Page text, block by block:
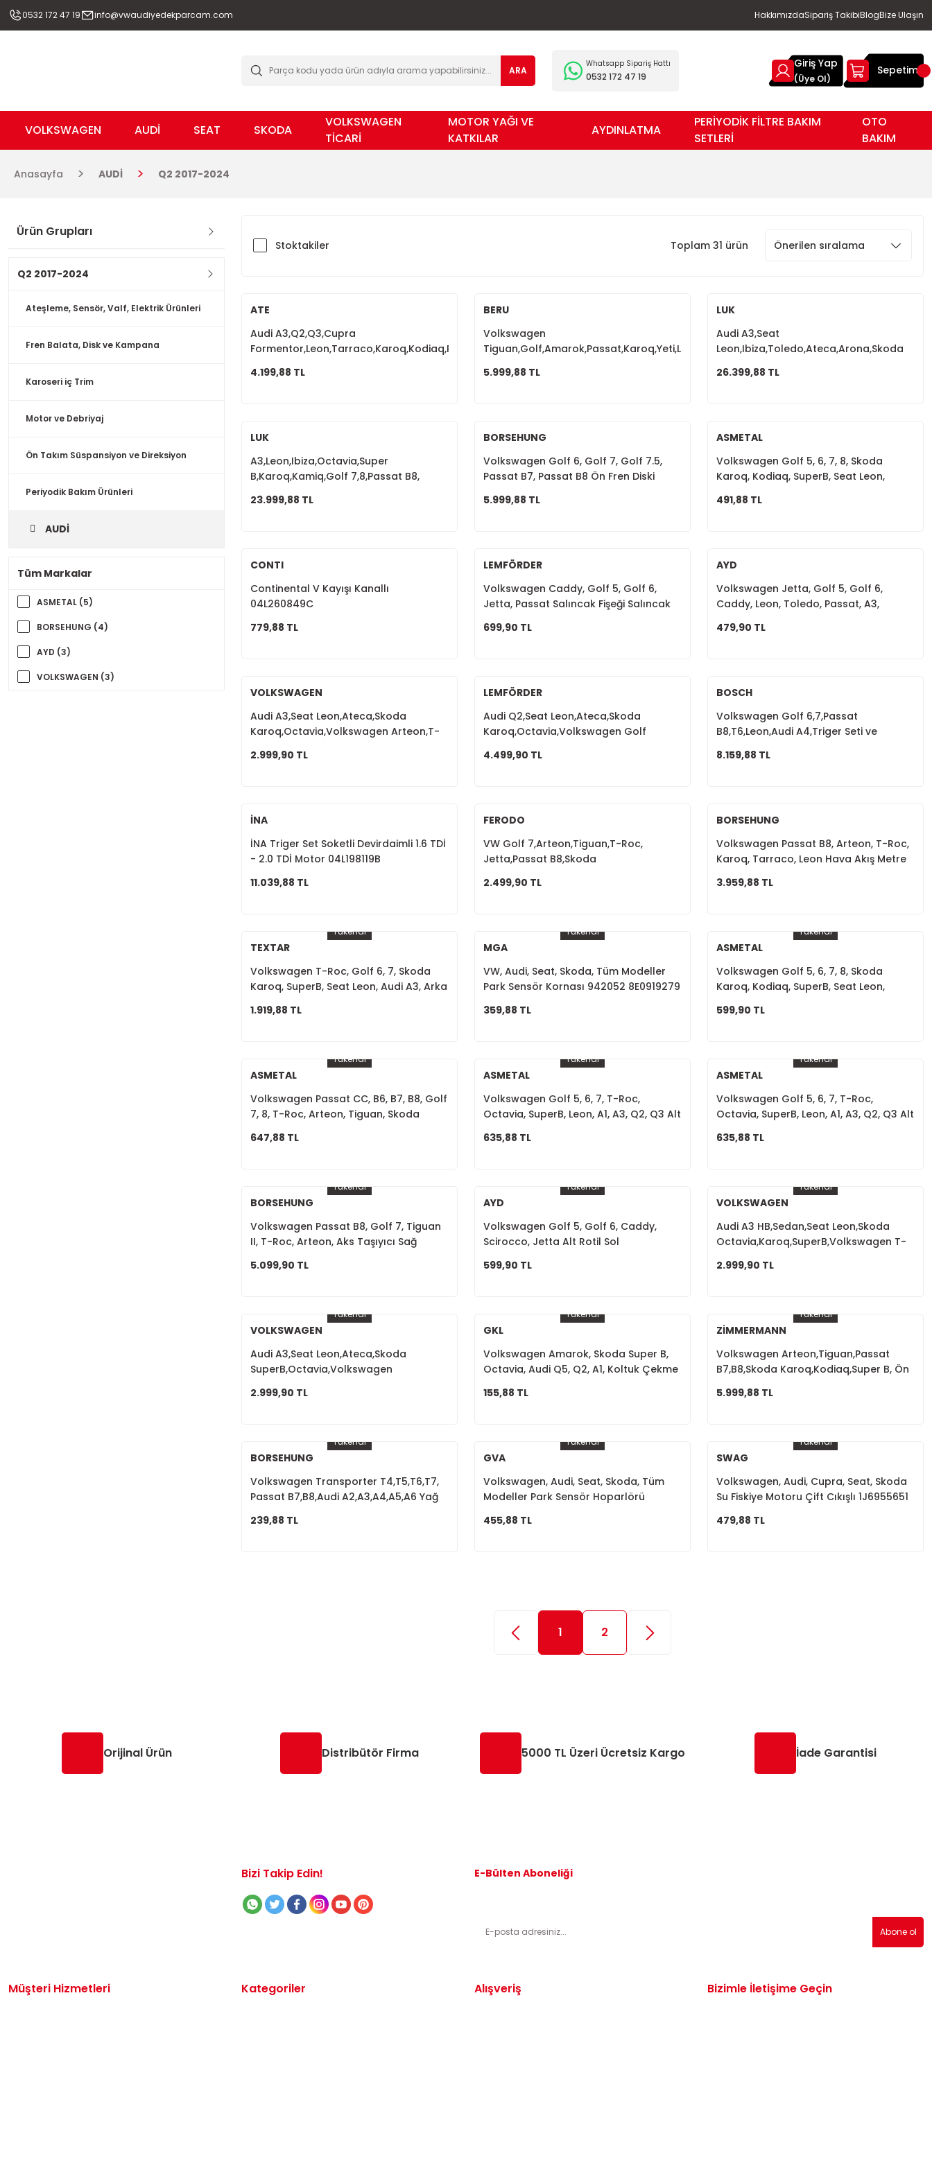
0532 172 47 19 info@vwaudiyedekparcam.com HakkımızdaSipariş TakibiBlogBize Ulaşın
ARA
Whatsapp Sipariş Hattı
0532 172 47 19
Giriş Yap
(Üye Ol)
Sepetim
VOLKSWAGEN AUDİ SEAT SKODA
VOLKSWAGEN
TİCARİ
MOTOR YAĞI VE
KATKILAR
AYDINLATMA
PERİYODİK FİLTRE BAKIM
SETLERİ
OTO
BAKIM
Anasayfa AUDİ Q2 2017-2024
Ürün Grupları
Q2 2017-2024
Ateşleme, Sensör, Valf, Elektrik Ürünleri
Fren Balata, Disk ve Kampana
Karoseri iç Trim
Motor ve Debriyaj
Ön Takım Süspansiyon ve Direksiyon
Periyodik Bakım Ürünleri
AUDİ
Tüm Markalar
ASMETAL (5)
BORSEHUNG (4)
AYD (3)
VOLKSWAGEN (3)
Stoktakiler Toplam 31 ürün
ATE
Audi A3,Q2,Q3,Cupra
Formentor,Leon,Tarraco,Karoq,Kodiaq,Passat
4.199,88 TL
BERU
Volkswagen
Tiguan,Golf,Amarok,Passat,Karoq,Yeti,Leon,A3,A4,A5,A6
5.999,88 TL
LUK
Audi A3,Seat
Leon,Ibiza,Toledo,Ateca,Arona,Skoda
DSG 03L105266DP
26.399,88 TL
LUK
A3,Leon,Ibiza,Octavia,Super
B,Karoq,Kamiq,Golf 7,8,Passat B8,
23.999,88 TL
BORSEHUNG
Volkswagen Golf 6, Golf 7, Golf 7.5,
Passat B7, Passat B8 Ön Fren Diski
5.999,88 TL
ASMETAL
Volkswagen Golf 5, 6, 7, 8, Skoda
Karoq, Kodiaq, SuperB, Seat Leon,
491,88 TL
CONTI
Continental V Kayışı Kanallı
04L260849C
779,88 TL
LEMFÖRDER
Volkswagen Caddy, Golf 5, Golf 6,
Jetta, Passat Salıncak Fişeği Salıncak
699,90 TL
AYD
Volkswagen Jetta, Golf 5, Golf 6,
Caddy, Leon, Toledo, Passat, A3,
1K0423810A
479,90 TL
VOLKSWAGEN
Audi A3,Seat Leon,Ateca,Skoda
Karoq,Octavia,Volkswagen Arteon,T-
2.999,90 TL
LEMFÖRDER
Audi Q2,Seat Leon,Ateca,Skoda
Karoq,Octavia,Volkswagen Golf
5Q0199262BH
4.499,90 TL
BOSCH
Volkswagen Golf 6,7,Passat
B8,T6,Leon,Audi A4,Triger Seti ve
8.159,88 TL
İNA
İNA Triger Set Soketli Devirdaimli 1.6 TDİ
- 2.0 TDİ Motor 04L198119B
11.039,88 TL
FERODO
VW Golf 7,Arteon,Tiguan,T-Roc,
Jetta,Passat B8,Skoda
8V0698151A
2.499,90 TL
BORSEHUNG
Volkswagen Passat B8, Arteon, T-Roc,
Karoq, Tarraco, Leon Hava Akış Metre
3.959,88 TL
Tükendi
TEXTAR
Volkswagen T-Roc, Golf 6, 7, Skoda
Karoq, SuperB, Seat Leon, Audi A3, Arka
1.919,88 TL
Tükendi
MGA
VW, Audi, Seat, Skoda, Tüm Modeller
Park Sensör Kornası 942052 8E0919279
359,88 TL
Tükendi
ASMETAL
Volkswagen Golf 5, 6, 7, 8, Skoda
Karoq, Kodiaq, SuperB, Seat Leon,
599,90 TL
Tükendi
ASMETAL
Volkswagen Passat CC, B6, B7, B8, Golf
7, 8, T-Roc, Arteon, Tiguan, Skoda
Leon, Ateca, Tarraco, Audi A3, Q2, Q3
647,88 TL
Tükendi
ASMETAL
Volkswagen Golf 5, 6, 7, T-Roc,
Octavia, SuperB, Leon, A1, A3, Q2, Q3 Alt
635,88 TL
Tükendi
ASMETAL
Volkswagen Golf 5, 6, 7, T-Roc,
Octavia, SuperB, Leon, A1, A3, Q2, Q3 Alt
635,88 TL
Tükendi
BORSEHUNG
Volkswagen Passat B8, Golf 7, Tiguan
II, T-Roc, Arteon, Aks Taşıyıcı Sağ
5.099,90 TL
Tükendi
AYD
Volkswagen Golf 5, Golf 6, Caddy,
Scirocco, Jetta Alt Rotil Sol
599,90 TL
Tükendi
VOLKSWAGEN
Audi A3 HB,Sedan,Seat Leon,Skoda
Octavia,Karoq,SuperB,Volkswagen T-
2.999,90 TL
Tükendi
VOLKSWAGEN
Audi A3,Seat Leon,Ateca,Skoda
SuperB,Octavia,Volkswagen
5Q0199555S
2.999,90 TL
Tükendi
GKL
Volkswagen Amarok, Skoda Super B,
Octavia, Audi Q5, Q2, A1, Koltuk Çekme
155,88 TL
Tükendi
ZİMMERMANN
Volkswagen Arteon,Tiguan,Passat
B7,B8,Skoda Karoq,Kodiaq,Super B, Ön
5.999,88 TL
Tükendi
BORSEHUNG
Volkswagen Transporter T4,T5,T6,T7,
Passat B7,B8,Audi A2,A3,A4,A5,A6 Yağ
239,88 TL
Tükendi
GVA
Volkswagen, Audi, Seat, Skoda, Tüm
Modeller Park Sensör Hoparlörü
455,88 TL
Tükendi
SWAG
Volkswagen, Audi, Cupra, Seat, Skoda
Su Fiskiye Motoru Çift Cıkışlı 1J6955651
479,88 TL
1 2
Orijinal Ürün Distribütör Firma 5000 TL Üzeri Ücretsiz Kargo İade Garantisi
Bizi Takip Edin! E-Bülten Aboneliği
Abone ol
Müşteri Hizmetleri Kategoriler Alışveriş Bizimle İletişime Geçin